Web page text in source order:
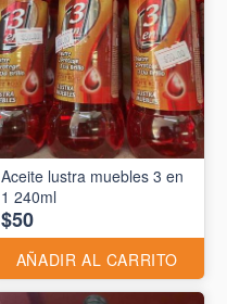
Aceite lustra muebles 3 en
1 240ml
$50
AÑADIR AL CARRITO